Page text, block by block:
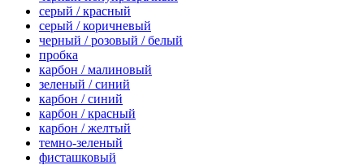
серый / красный
серый / коричневый
черный / розовый / белый
пробка
карбон / малиновый
зеленый / синий
карбон / синий
карбон / красный
карбон / желтый
темно-зеленый
фисташковый